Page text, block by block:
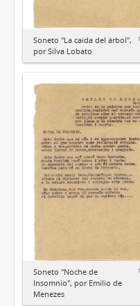
Soneto "La caida del árbol",
por Silva Lobato
Soneto "Noche de
Insomnio", por Emílio de
Menezes